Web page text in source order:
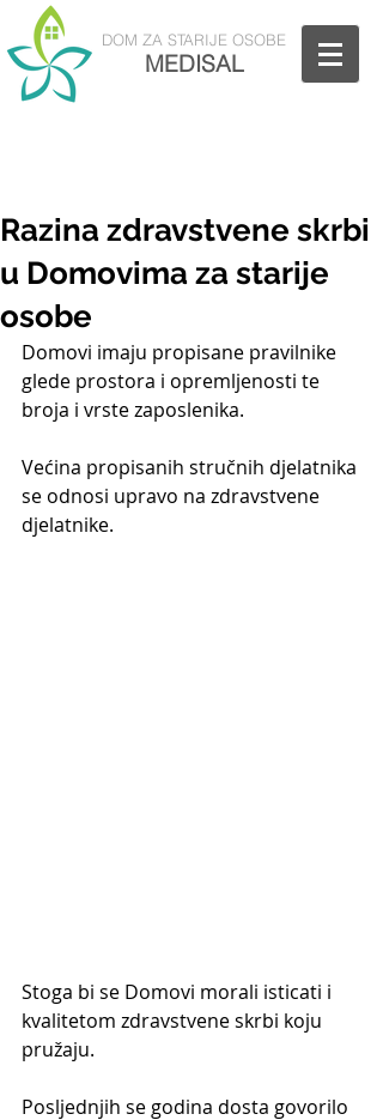
DOM ZA STARIJE OSOBE
MEDISAL
Razina zdravstvene skrbi
u Domovima za starije
osobe
Domovi imaju propisane pravilnike
glede prostora i opremljenosti te
broja i vrste zaposlenika.
Većina propisanih stručnih djelatnika
se odnosi upravo na zdravstvene
djelatnike.
Stoga bi se Domovi morali isticati i
kvalitetom zdravstvene skrbi koju
pružaju.
Posljednjih se godina dosta govorilo